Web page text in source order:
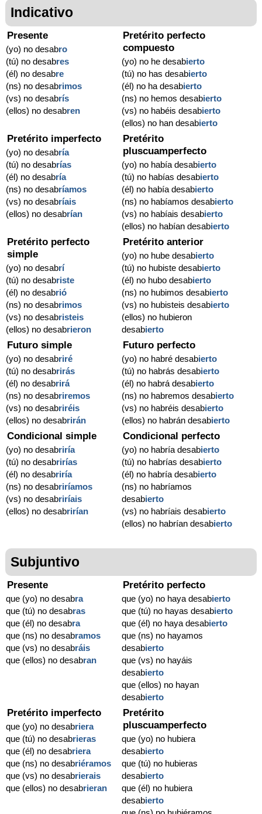
Indicativo
Presente
(yo) no desabro
(tú) no desabres
(él) no desabre
(ns) no desabrimos
(vs) no desabrís
(ellos) no desabren
Pretérito perfecto
compuesto
(yo) no he desabierto
(tú) no has desabierto
(él) no ha desabierto
(ns) no hemos desabierto
(vs) no habéis desabierto
(ellos) no han desabierto
Pretérito imperfecto
(yo) no desabría
(tú) no desabrías
(él) no desabría
(ns) no desabríamos
(vs) no desabríais
(ellos) no desabrían
Pretérito
pluscuamperfecto
(yo) no había desabierto
(tú) no habías desabierto
(él) no había desabierto
(ns) no habíamos desabierto
(vs) no habíais desabierto
(ellos) no habían desabierto
Pretérito perfecto
simple
(yo) no desabrí
(tú) no desabriste
(él) no desabrió
(ns) no desabrimos
(vs) no desabristeis
(ellos) no desabrieron
Pretérito anterior
(yo) no hube desabierto
(tú) no hubiste desabierto
(él) no hubo desabierto
(ns) no hubimos desabierto
(vs) no hubisteis desabierto
(ellos) no hubieron
desabierto
Futuro simple
(yo) no desabriré
(tú) no desabrirás
(él) no desabrirá
(ns) no desabriremos
(vs) no desabriréis
(ellos) no desabrirán
Futuro perfecto
(yo) no habré desabierto
(tú) no habrás desabierto
(él) no habrá desabierto
(ns) no habremos desabierto
(vs) no habréis desabierto
(ellos) no habrán desabierto
Condicional simple
(yo) no desabriría
(tú) no desabrirías
(él) no desabriría
(ns) no desabriríamos
(vs) no desabriríais
(ellos) no desabrirían
Condicional perfecto
(yo) no habría desabierto
(tú) no habrías desabierto
(él) no habría desabierto
(ns) no habríamos
desabierto
(vs) no habríais desabierto
(ellos) no habrían desabierto
Subjuntivo
Presente
que (yo) no desabra
que (tú) no desabras
que (él) no desabra
que (ns) no desabramos
que (vs) no desabráis
que (ellos) no desabran
Pretérito perfecto
que (yo) no haya desabierto
que (tú) no hayas desabierto
que (él) no haya desabierto
que (ns) no hayamos
desabierto
que (vs) no hayáis
desabierto
que (ellos) no hayan
desabierto
Pretérito imperfecto
que (yo) no desabriera
que (tú) no desabrieras
que (él) no desabriera
que (ns) no desabriéramos
que (vs) no desabrierais
que (ellos) no desabrieran
Pretérito
pluscuamperfecto
que (yo) no hubiera
desabierto
que (tú) no hubieras
desabierto
que (él) no hubiera
desabierto